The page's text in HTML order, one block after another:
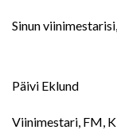
Sinun viinimestarisi,
Päivi Eklund
Viinimestari, FM,